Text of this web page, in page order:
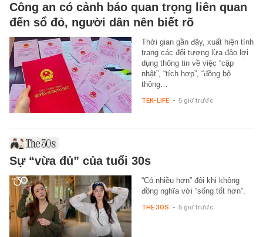
Công an có cảnh báo quan trọng liên quan
đến sổ đỏ, người dân nên biết rõ
Thời gian gần đây, xuất hiện tình
trạng các đối tượng lừa đảo lợi
dụng thông tin về việc “cập
nhật”, “tích hợp”, “đồng bộ
thông…
TEK-LIFE - 5 giờ trước
Sự “vừa đủ” của tuổi 30s
“Có nhiều hơn” đôi khi không
đồng nghĩa với “sống tốt hơn”.
THE 30S - 5 giờ trước